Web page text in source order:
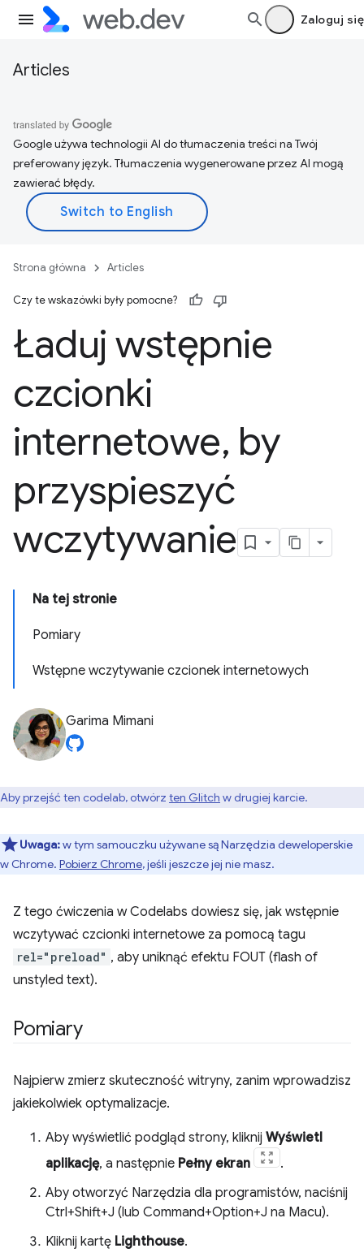
Zaloguj się
Articles
Google używa technologii AI do tłumaczenia treści na Twój
preferowany język. Tłumaczenia wygenerowane przez AI mogą
zawierać błędy.
Strona główna Articles
Czy te wskazówki były pomocne?
Ładuj wstępnie
czcionki
internetowe, by
przyspieszyć
wczytywanie
Na tej stronie
Pomiary
Wstępne wczytywanie czcionek internetowych
Garima Mimani
Aby przejść ten codelab, otwórz ten Glitch w drugiej karcie.
Uwaga:w tym samouczku używane są Narzędzia deweloperskie
w Chrome. Pobierz Chrome, jeśli jeszcze jej nie masz.
Z tego ćwiczenia w Codelabs dowiesz się, jak wstępnie
wczytywać czcionki internetowe za pomocą tagu
rel="preload" , aby uniknąć efektu FOUT (flash of
unstyled text).
Pomiary
Najpierw zmierz skuteczność witryny, zanim wprowadzisz
jakiekolwiek optymalizacje.
Aby wyświetlić podgląd strony, kliknij Wyświetl
aplikację, a następnie Pełny ekran
.
Aby otworzyć Narzędzia dla programistów, naciśnij
Ctrl+Shift+J (lub Command+Option+J na Macu).
Kliknij kartę Lighthouse.